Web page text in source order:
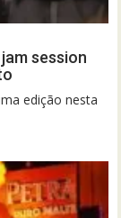
session
edição nesta